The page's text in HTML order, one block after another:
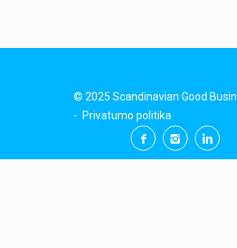
© 2025 Scandinavian Good
- Privatumo politika